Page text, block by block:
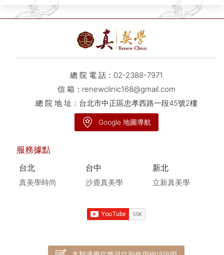
總 院 電 話： 02-2388-7971
信 箱： renewclinic168@gmail.com
總 院 地 址：台北市中正區忠孝西路一段45號2樓
Google 地圖導航
服務據點
台北
真美學時尚
台中
沙鹿真美學
新北
立新真美學